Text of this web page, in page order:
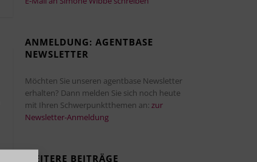
ANMELDUNG: AGENTBASE
NEWSLETTER
Möchten Sie unseren agentbase Newsletter
erhalten? Dann melden Sie sich noch heute
mit Ihren Schwerpunktthemen an: zur
Newsletter-Anmeldung
WEITERE BEITRÄGE